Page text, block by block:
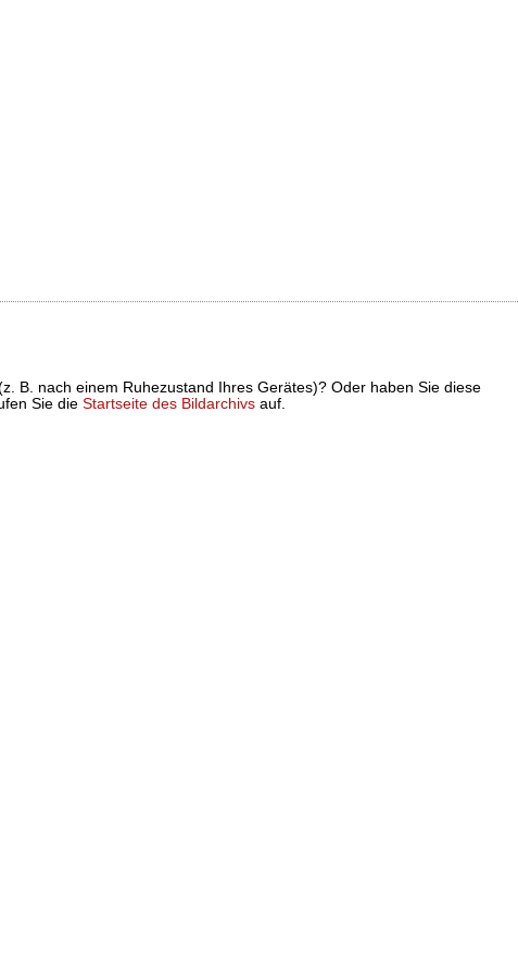
B. nach einem Ruhezustand Ihres Gerätes)? Oder haben Sie diese
Sie die Startseite des Bildarchivs auf.